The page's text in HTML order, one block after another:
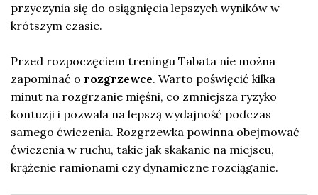
przyczynia się do osiągnięcia lepszych wyników w
krótszym czasie.
Przed rozpoczęciem treningu Tabata nie można
zapominać o rozgrzewce. Warto poświęcić kilka
minut na rozgrzanie mięśni, co zmniejsza ryzyko
kontuzji i pozwala na lepszą wydajność podczas
samego ćwiczenia. Rozgrzewka powinna obejmować
ćwiczenia w ruchu, takie jak skakanie na miejscu,
krążenie ramionami czy dynamiczne rozciąganie.